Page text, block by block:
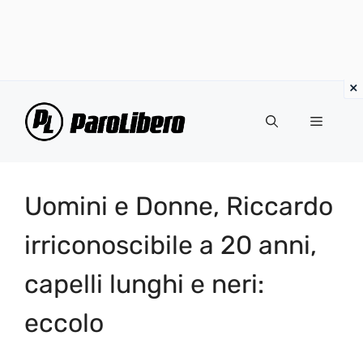
Menu
Uomini e Donne, Riccardo
irriconoscibile a 20 anni,
capelli lunghi e neri:
eccolo